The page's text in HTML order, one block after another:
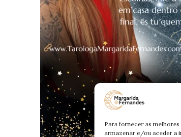
Para fornecer as
armazenar e/ou aceder a